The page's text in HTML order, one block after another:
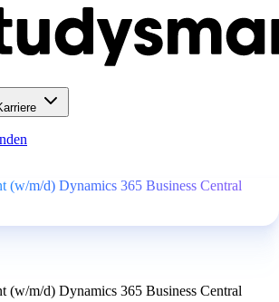
(w/m/d) Dynamics 365 Business Central
(w/m/d) Dynamics 365 Business Central